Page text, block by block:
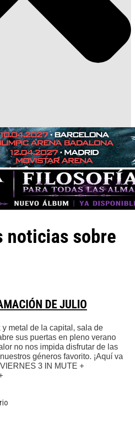
noticias sobre
DE JULIO
metal de la capital, sala de
sus puertas en pleno verano
no nos impida disfrutar de las
géneros favorito. ¡Aquí va
3 IN MUTE +